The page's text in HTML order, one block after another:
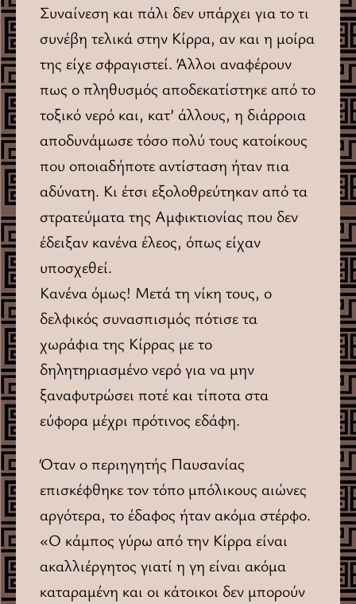
Συναίνεση και πάλι δεν υπάρχει για το τι
συνέβη τελικά στην Κίρρα, αν και η μοίρα
της είχε σφραγιστεί. Άλλοι αναφέρουν
πως ο πληθυσμός αποδεκατίστηκε από το
τοξικό νερό και, κατ’ άλλους, η διάρροια
αποδυνάμωσε τόσο πολύ τους κατοίκους
που οποιαδήποτε αντίσταση ήταν πια
αδύνατη. Κι έτσι εξολοθρεύτηκαν από τα
στρατεύματα της Αμφικτιονίας που δεν
έδειξαν κανένα έλεος, όπως είχαν
υποσχεθεί.
Κανένα όμως! Μετά τη νίκη τους, ο
δελφικός συνασπισμός πότισε τα
χωράφια της Κίρρας με το
δηλητηριασμένο νερό για να μην
ξαναφυτρώσει ποτέ και τίποτα στα
εύφορα μέχρι πρότινος εδάφη.
Όταν ο περιηγητής Παυσανίας
επισκέφθηκε τον τόπο μπόλικους αιώνες
αργότερα, το έδαφος ήταν ακόμα στέρφο.
«Ο κάμπος γύρω από την Κίρρα είναι
ακαλλιέργητος γιατί η γη είναι ακόμα
καταραμένη και οι κάτοικοι δεν μπορούν